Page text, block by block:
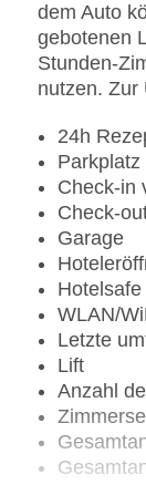
dem Auto
gebotenen
Stunden-
nutzen. Zur
24h
Parkplatz
Check-in
Check-
Garage
Hotelsafe
WLAN/
Letzte
Lift
Anzahl